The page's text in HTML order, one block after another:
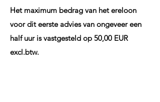
Het maximum bedrag van het ereloon
voor dit eerste advies van ongeveer een
half uur is vastgesteld op 50,00 EUR
excl.btw.